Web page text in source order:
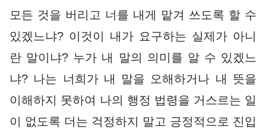
모든 것을 버리고 너를 내게 맡겨 쓰도록 할 수
있겠느냐? 이것이 내가 요구하는 실제가 아니
란 말이냐? 누가 내 말의 의미를 알 수 있겠느
냐? 나는 너희가 내 말을 오해하거나 내 뜻을
이해하지 못하여 나의 행정 법령을 거스르는 일
이 없도록 더는 걱정하지 말고 긍정적으로 진입